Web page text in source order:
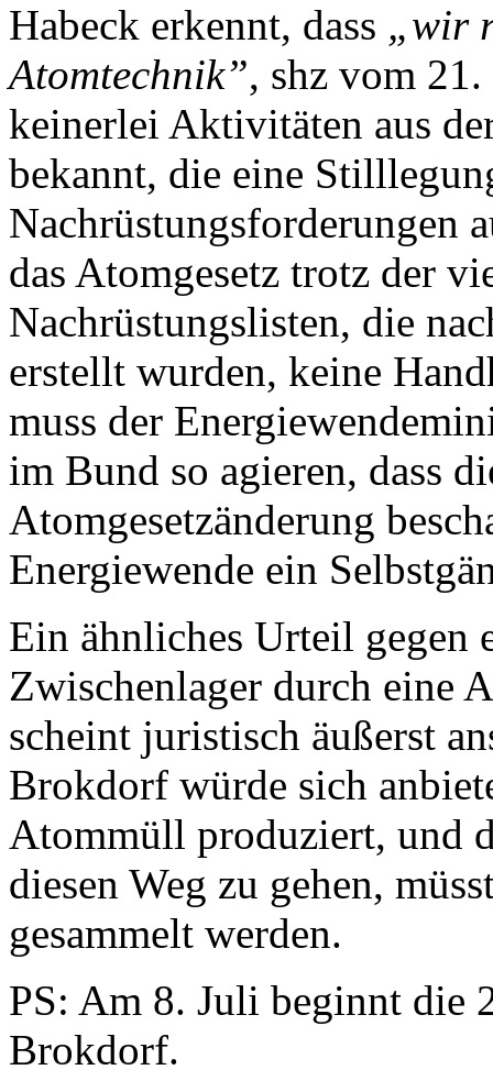
Habeck erkennt, dass „wir
Atomtechnik”, shz vom
keinerlei Aktivitäten aus
bekannt, die eine
Nachrüstungsforderungen
das Atomgesetz trotz der
Nachrüstungslisten, die
erstellt wurden, keine
muss der
im Bund so agieren, dass
Atomgesetzänderung
Energiewende ein
Ein ähnliches Urteil gegen
Zwischenlager durch eine
scheint juristisch äußerst
Brokdorf würde sich
Atommüll produziert, und
diesen Weg zu gehen,
gesammelt werden.
PS: Am 8. Juli beginnt die
Brokdorf.